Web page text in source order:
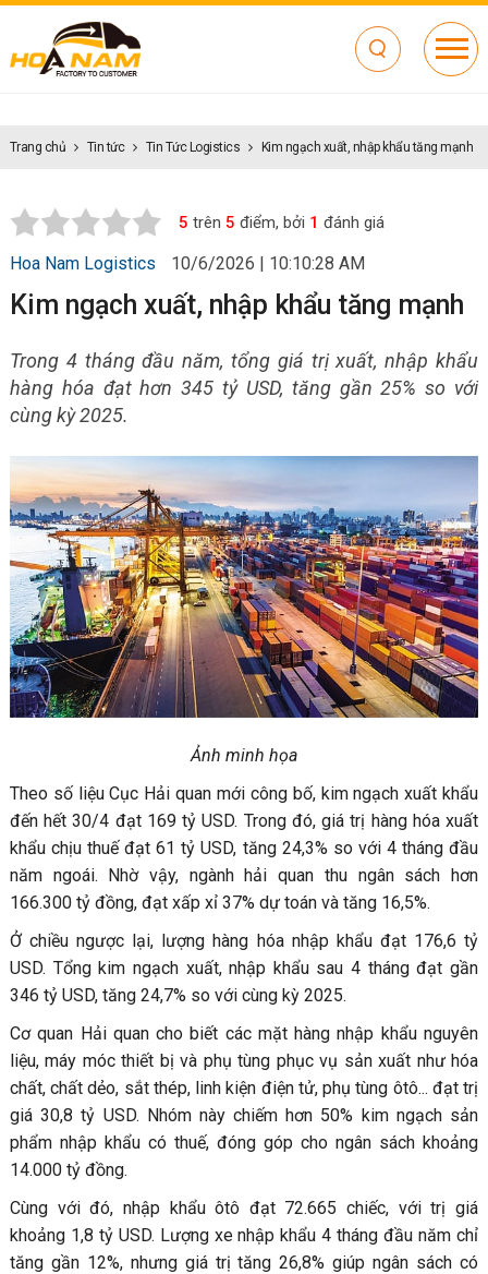
Trang chủ Tin tức Tin Tức Logistics Kim ngạch xuất, nhập khẩu tăng mạnh
5 trên 5 điểm, bởi 1 đánh giá
Hoa Nam Logistics 10/6/2026 | 10:10:28 AM
Kim ngạch xuất, nhập khẩu tăng mạnh
Trong 4 tháng đầu năm, tổng giá trị xuất, nhập khẩu
hàng hóa đạt hơn 345 tỷ USD, tăng gần 25% so với
cùng kỳ 2025.
Ảnh minh họa
Theo số liệu Cục Hải quan mới công bố, kim ngạch xuất khẩu
đến hết 30/4 đạt 169 tỷ USD. Trong đó, giá trị hàng hóa xuất
khẩu chịu thuế đạt 61 tỷ USD, tăng 24,3% so với 4 tháng đầu
năm ngoái. Nhờ vậy, ngành hải quan thu ngân sách hơn
166.300 tỷ đồng, đạt xấp xỉ 37% dự toán và tăng 16,5%.
Ở chiều ngược lại, lượng hàng hóa nhập khẩu đạt 176,6 tỷ
USD. Tổng kim ngạch xuất, nhập khẩu sau 4 tháng đạt gần
346 tỷ USD, tăng 24,7% so với cùng kỳ 2025.
Cơ quan Hải quan cho biết các mặt hàng nhập khẩu nguyên
liệu, máy móc thiết bị và phụ tùng phục vụ sản xuất như hóa
chất, chất dẻo, sắt thép, linh kiện điện tử, phụ tùng ôtô... đạt trị
giá 30,8 tỷ USD. Nhóm này chiếm hơn 50% kim ngạch sản
phẩm nhập khẩu có thuế, đóng góp cho ngân sách khoảng
14.000 tỷ đồng.
Cùng với đó, nhập khẩu ôtô đạt 72.665 chiếc, với trị giá
khoảng 1,8 tỷ USD. Lượng xe nhập khẩu 4 tháng đầu năm chỉ
tăng gần 12%, nhưng giá trị tăng 26,8% giúp ngân sách có